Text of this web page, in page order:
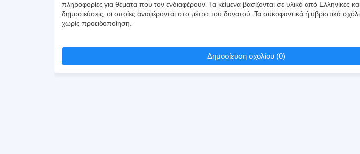
πληροφορίες για θέματα που τον ενδιαφέρουν. Τα κείμενα βασίζονται σε υλικό από Ελληνικές
δημοσιεύσεις, οι οποίες αναφέρονται στο μέτρο του δυνατού. Τα συκοφαντικά ή υβριστικά
χωρίς προειδοποίηση.
Δημοσίευση σχολίου (0)